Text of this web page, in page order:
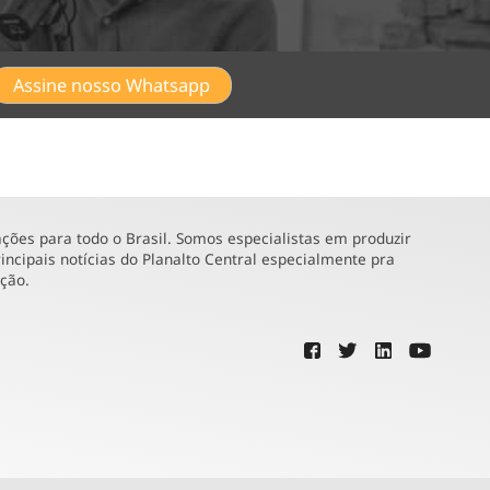
Assine nosso Whatsapp
para todo o Brasil. Somos especialistas em produzir
notícias do Planalto Central especialmente pra